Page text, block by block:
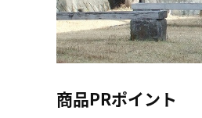
商品PRポイント